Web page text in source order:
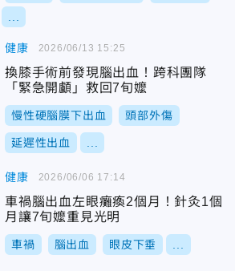
健康
換膝手術前發現腦出血！跨科團隊
「緊急開顱」救回7旬嬤
慢性硬腦膜下出血 頭部外傷
延遲性出血
2026/06/13 15:25
健康
車禍腦出血左眼癱瘓2個月！針灸1個
月讓7旬嬤重見光明
車禍 腦出血 眼皮下垂
2026/06/06 17:14